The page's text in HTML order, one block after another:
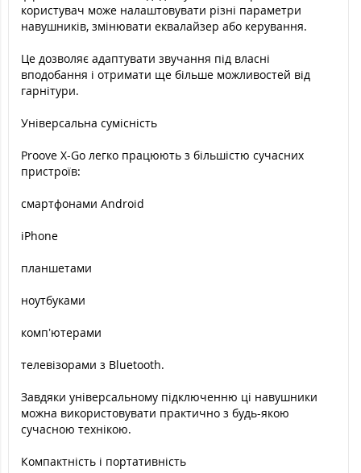
користувач може налаштовувати різні параметри
навушників, змінювати еквалайзер або керування.
Це дозволяє адаптувати звучання під власні
вподобання і отримати ще більше можливостей від
гарнітури.
Універсальна сумісність
Proove X-Go легко працюють з більшістю сучасних
пристроїв:
смартфонами Android
iPhone
планшетами
ноутбуками
комп’ютерами
телевізорами з Bluetooth.
Завдяки універсальному підключенню ці навушники
можна використовувати практично з будь-якою
сучасною технікою.
Компактність і портативність